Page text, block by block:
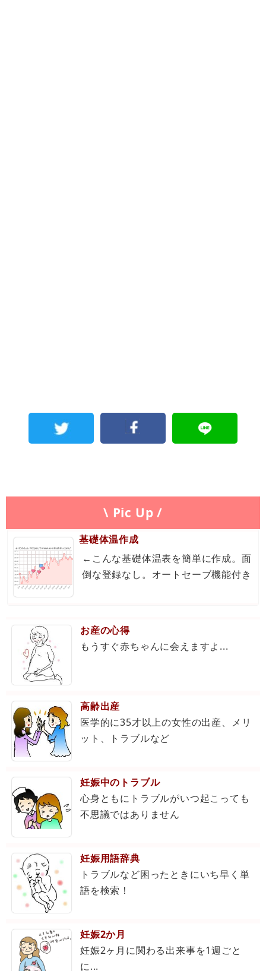
\ Pic Up /
基礎体温作成
←こんな基礎体温表を簡単に作成。面
倒な登録なし。オートセーブ機能付き
お産の心得
もうすぐ赤ちゃんに会えますよ...
高齢出産
医学的に35才以上の女性の出産、メリ
ット、トラブルなど
妊娠中のトラブル
心身ともにトラブルがいつ起こっても
不思議ではありません
妊娠用語辞典
トラブルなど困ったときにいち早く単
語を検索！
妊娠2か月
妊娠2ヶ月に関わる出来事を1週ごと
に...